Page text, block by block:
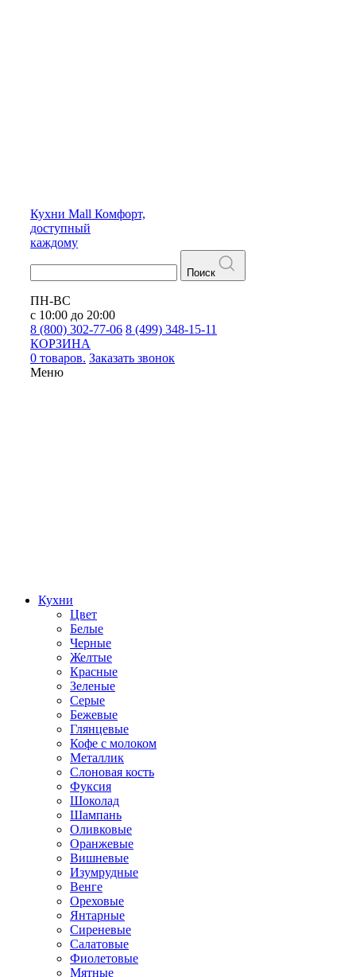
Кухни Mall Комфорт,
доступный
каждому
Поиск
ПН-ВС
с 10:00 до 20:00
8 (800) 302-77-06 8 (499) 348-15-11
КОРЗИНА
0 товаров. Заказать звонок
Меню
Кухни
Цвет
Белые
Черные
Желтые
Красные
Зеленые
Серые
Бежевые
Глянцевые
Кофе с молоком
Металлик
Слоновая кость
Фуксия
Шоколад
Шампань
Оливковые
Оранжевые
Вишневые
Изумрудные
Венге
Ореховые
Янтарные
Сиреневые
Салатовые
Фиолетовые
Мятные